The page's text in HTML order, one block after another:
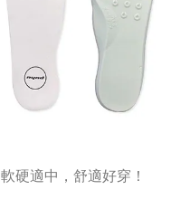
軟硬適中，舒適好穿 ！